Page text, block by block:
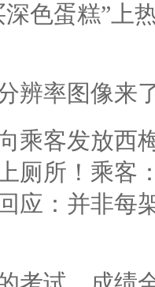
色蛋糕”上
辨率图像来
乘客发放西
厕所！乘客
应：并非每